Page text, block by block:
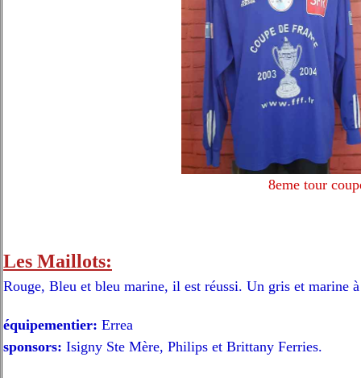
8eme tour
Les Maillots:
Rouge, Bleu et bleu marine, il est réussi. Un gris et marine
équipementier: Errea
sponsors: Isigny Ste Mère, Philips et Brittany Ferries.